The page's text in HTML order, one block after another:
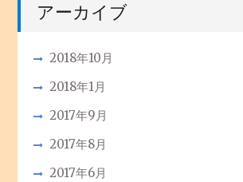
アーカイブ
2018年10月
2018年1月
2017年9月
2017年8月
2017年6月